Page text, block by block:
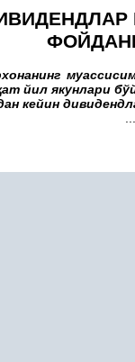
ат йил якунлари
кейин